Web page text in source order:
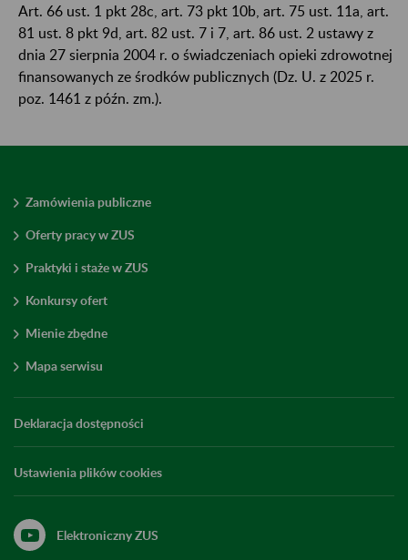
Art. 66 ust. 1 pkt 28c, art. 73 pkt 10b, art. 75 ust. 11a, art.
81 ust. 8 pkt 9d, art. 82 ust. 7 i 7, art. 86 ust. 2 ustawy z
dnia 27 sierpnia 2004 r. o świadczeniach opieki zdrowotnej
finansowanych ze środków publicznych (Dz. U. z 2025 r.
poz. 1461 z późn. zm.).
Zamówienia publiczne
Oferty pracy w ZUS
Praktyki i staże w ZUS
Konkursy ofert
Mienie zbędne
Mapa serwisu
Deklaracja dostępności
Ustawienia plików cookies
Elektroniczny ZUS